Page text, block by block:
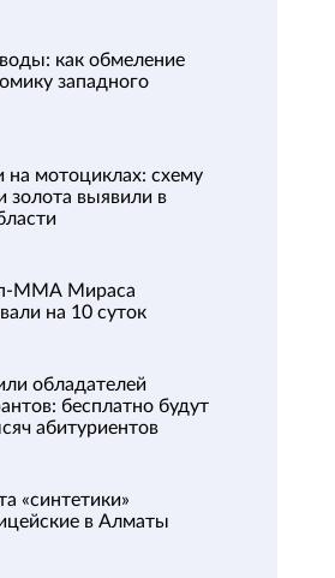
как обмеление
западного
на мотоциклах: схему
золота выявили в
ММА Мираса
на 10 суток
обладателей
бесплатно будут
абитуриентов
«синтетики»
в Алматы